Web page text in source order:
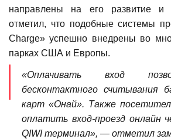
направлены на его развитие и
отметил, что подобные системы
Charge» успешно внедрены во
парках США и Европы.
«Оплачивать вход
бесконтактного считывания
карт «Онай». Также
оплатить вход-проезд онлайн
QIWI терминал», — отметил